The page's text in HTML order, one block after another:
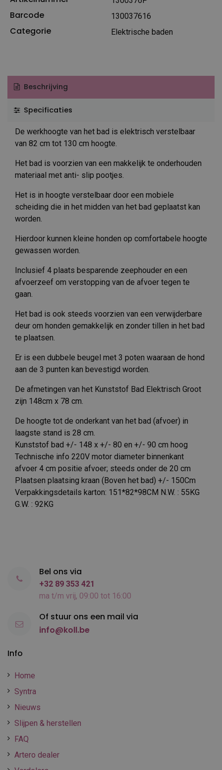
Barcode 130037616
Categorie Elektrische baden
Beschrijving
Specificaties
De werkhoogte van het bad is elektrisch verstelbaar
van 82 cm tot 130 cm hoogte.
Het bad is voorzien van een makkelijk te onderhouden
materiaal met anti- slip pootjes.
Het is in hoogte verstelbaar door een mobiele
scheiding die in het midden van het bad geplaatst kan
worden.
Hierdoor kunnen kleine honden op comfortabele hoogte
gewassen worden.
Inclusief 4 plaats besparende zeephouder en een
afvoerzeef om verstopping van de afvoer tegen te
gaan.
Het bad is ook steeds voorzien van een verwijderbare
deur om honden gemakkelijk en zonder tillen in het bad
te plaatsen.
Er is een dubbele beugel met 3 poten waaraan de hond
aan de 3 punten kan bevestigd worden.
De afmetingen van het Kunststof Bad Elektrisch Groot
zijn 148cm x 78 cm.
De hoogte tot de onderkant van het bad (afvoer) in
laagste stand is 28 cm.
Kunststof bad +/- 148 x +/- 80 en +/- 90 cm hoog
Technische info 220V motor diameter binnenkant
afvoer 4 cm positie afvoer; steeds onder de 20 cm
Plaatsen plaatsing kraan (Boven het bad) +/- 150Cm
Verpakkingsdetails karton: 151*82*98CM N.W. : 55KG
G.W. : 92KG
Info
Home
Syntra
Nieuws
Slijpen & herstellen
FAQ
Artero dealer
Bel ons via
+32 89 353 421
ma t/m vrij, 09:00 tot 16:00
Of stuur ons een mail via
info@koll.be